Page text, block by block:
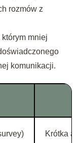
rozmów z
mniej
komunikacji.
Krótka